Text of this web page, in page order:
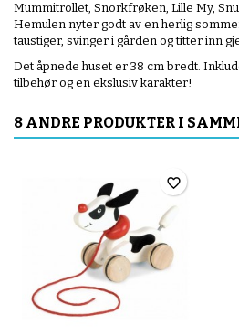
Mummitrollet, Snorkfrøken, Lille My,
Hemulen nyter godt av en herlig
taustiger, svinger i gården og titter inn
Det åpnede huset er 38 cm bredt.
tilbehør og en ekslusiv karakter!
8 ANDRE PRODUKTER I
favorite_border